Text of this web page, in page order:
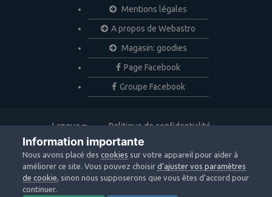
Mentions légales
A propos de Webastro
Magasin: goodies
Page Facebook
Groupe Facebook
Langue
Politique de confidentialité
Nous contacter
Copyright © 2020 Webastro
Powered by Invision Community
Information importante
Nous avons placé descookies sur votre appareil pour aider à
améliorer ce site. Vous pouvez choisird’ajuster vos paramètres
de cookie, sinon nous supposerons que vous êtes d’accord pour
continuer.